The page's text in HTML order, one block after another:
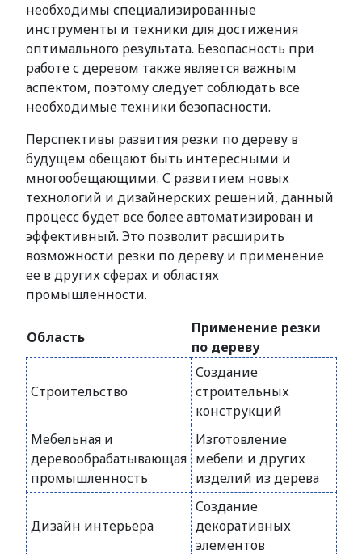
необходимы специализированные
инструменты и техники для достижения
оптимального результата. Безопасность при
работе с деревом также является важным
аспектом, поэтому следует соблюдать все
необходимые техники безопасности.
Перспективы развития резки по дереву в
будущем обещают быть интересными и
многообещающими. С развитием новых
технологий и дизайнерских решений, данный
процесс будет все более автоматизирован и
эффективный. Это позволит расширить
возможности резки по дереву и применение
ее в других сферах и областях
промышленности.
Область
Применение резки
по дереву
Строительство
Создание
строительных
конструкций
Мебельная и
деревообрабатывающая
промышленность
Изготовление
мебели и других
изделий из дерева
Дизайн интерьера
Создание
декоративных
элементов